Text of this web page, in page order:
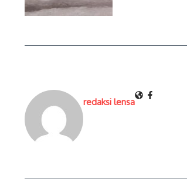
redaksi lensa